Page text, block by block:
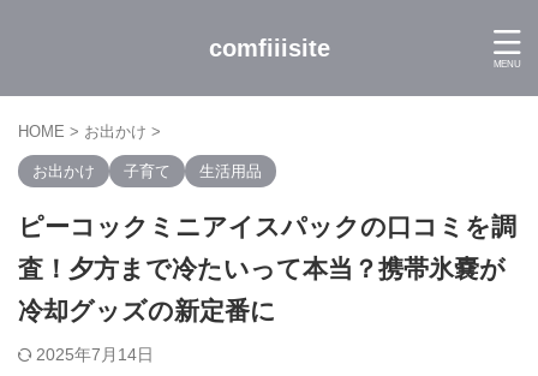
comfiiisite
HOME > お出かけ >
お出かけ 子育て 生活用品
ピーコックミニアイスパックの口コミを調
査！夕方まで冷たいって本当？携帯氷嚢が
冷却グッズの新定番に
2025年7月14日